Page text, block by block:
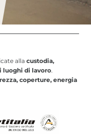
alla custodia,
luoghi di lavoro.
coperture, energia